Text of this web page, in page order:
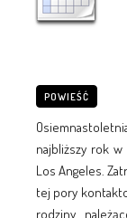
POWIEŚĆ
najbliższy rok
Los Angeles.
tej pory
rodziny